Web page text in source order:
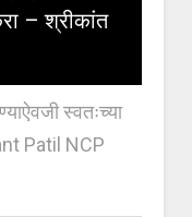
– श्रीकांत
स्वतःच्या
Patil NCP